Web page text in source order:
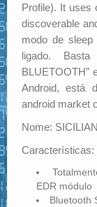
Profile). It uses
discoverable
modo de
ligado.
BLUETOOTH”
Android, está
android market
Nome:
Características:
EDR módulo
Bluetooth